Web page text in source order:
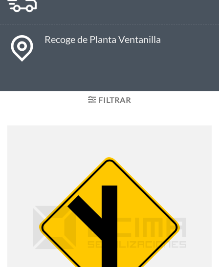
Recoge de Planta Ventanilla
FILTRAR